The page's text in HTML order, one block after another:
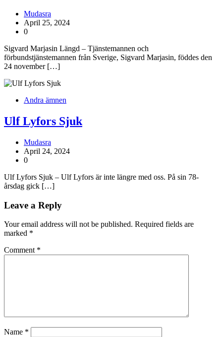
Mudasra
April 25, 2024
0
Sigvard Marjasin Längd – Tjänstemannen och
förbundstjänstemannen från Sverige, Sigvard Marjasin, föddes den
24 november […]
Andra ämnen
Ulf Lyfors Sjuk
Mudasra
April 24, 2024
0
Ulf Lyfors Sjuk – Ulf Lyfors är inte längre med oss. På sin 78-
årsdag gick […]
Leave a Reply
Your email address will not be published. Required fields are
marked *
Comment *
Name *